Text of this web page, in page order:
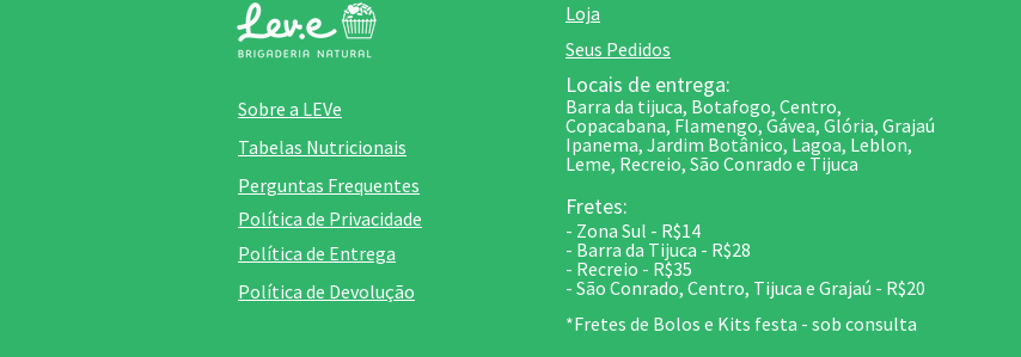
Sobre a LEVe
Tabelas Nutricionais
Perguntas Frequentes
Política de Privacidade
Política de Entrega
Política de Devolução
Loja
Seus Pedidos
Locais de entrega:
Barra da tijuca, Botafogo, Centro,
Copacabana, Flamengo, Gávea, Glória, Grajaú
Ipanema, Jardim Botânico, Lagoa, Leblon,
Leme, Recreio, São Conrado e Tijuca
Fretes:
- Zona Sul - R$14
- Barra da Tijuca - R$28
- Recreio - R$35
- São Conrado, Centro, Tijuca e Grajaú - R$20
*Fretes de Bolos e Kits festa - sob consulta